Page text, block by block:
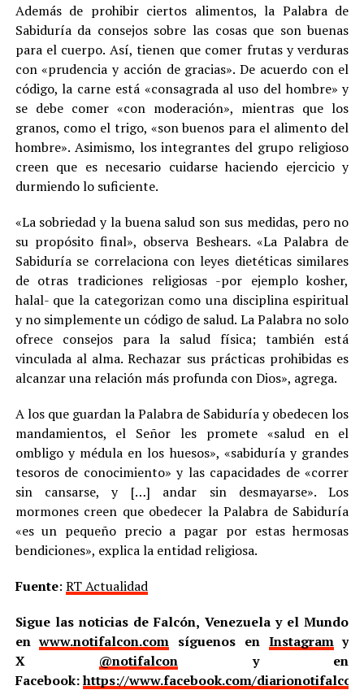
Además de prohibir ciertos alimentos, la Palabra de
Sabiduría da consejos sobre las cosas que son buenas
para el cuerpo. Así, tienen que comer frutas y verduras
con «prudencia y acción de gracias». De acuerdo con el
código, la carne está «consagrada al uso del hombre» y
se debe comer «con moderación», mientras que los
granos, como el trigo, «son buenos para el alimento del
hombre». Asimismo, los integrantes del grupo religioso
creen que es necesario cuidarse haciendo ejercicio y
durmiendo lo suficiente.
«La sobriedad y la buena salud son sus medidas, pero no
su propósito final», observa Beshears. «La Palabra de
Sabiduría se correlaciona con leyes dietéticas similares
de otras tradiciones religiosas -por ejemplo kosher,
halal- que la categorizan como una disciplina espiritual
y no simplemente un código de salud. La Palabra no solo
ofrece consejos para la salud física; también está
vinculada al alma. Rechazar sus prácticas prohibidas es
alcanzar una relación más profunda con Dios», agrega.
A los que guardan la Palabra de Sabiduría y obedecen los
mandamientos, el Señor les promete «salud en el
ombligo y médula en los huesos», «sabiduría y grandes
tesoros de conocimiento» y las capacidades de «correr
sin cansarse, y […] andar sin desmayarse». Los
mormones creen que obedecer la Palabra de Sabiduría
«es un pequeño precio a pagar por estas hermosas
bendiciones», explica la entidad religiosa.
Fuente: RT Actualidad
Sigue las noticias de Falcón, Venezuela y el Mundo
enwww.notifalcon.com síguenos en Instagramy
X @notifalcon y en
Facebook:https://www.facebook.com/